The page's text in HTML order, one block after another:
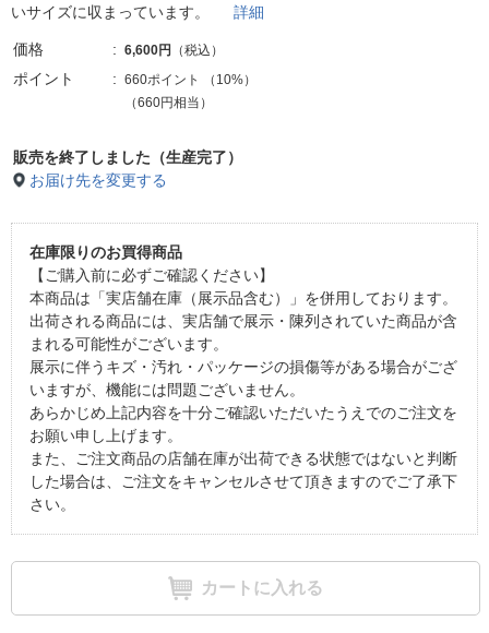
いサイズに収まっています。 詳細
価格 6,600円 （税込）
ポイント 660ポイント （ 10%）
（660円相当）
販売を終了しました（生産完了）
お届け先を変更する
在庫限りのお買得商品
【ご購入前に必ずご確認ください】
本商品は「実店舗在庫（展示品含む）」を併用しております。
出荷される商品には、実店舗で展示・陳列されていた商品が含
まれる可能性がございます。
展示に伴うキズ・汚れ・パッケージの損傷等がある場合がござ
いますが、機能には問題ございません。
あらかじめ上記内容を十分ご確認いただいたうえでのご注文を
お願い申し上げます。
また、ご注文商品の店舗在庫が出荷できる状態ではないと判断
した場合は、ご注文をキャンセルさせて頂きますのでご了承下
さい。
カートに入れる